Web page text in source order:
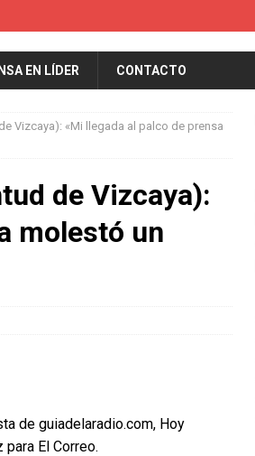
EN LÍDER CONTACTO
Vizcaya): «Mi llegada al palco de prensa
de Vizcaya):
molestó un
de guiadelaradio.com, Hoy
El Correo.